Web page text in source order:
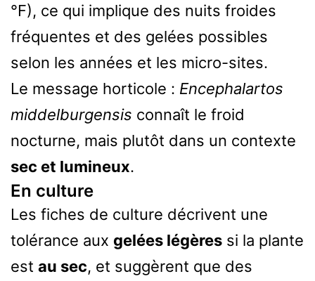
°F), ce qui implique des nuits froides
fréquentes et des gelées possibles
selon les années et les micro-sites.
Le message horticole : Encephalartos
middelburgensis connaît le froid
nocturne, mais plutôt dans un contexte
sec et lumineux.
En culture
Les fiches de culture décrivent une
tolérance aux gelées légères si la plante
est au sec, et suggèrent que des